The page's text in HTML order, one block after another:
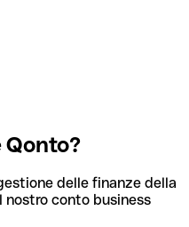
Qonto?
delle finanze della
conto business